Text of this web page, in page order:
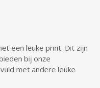
een leuke print. Dit zijn
bij onze
met andere leuke